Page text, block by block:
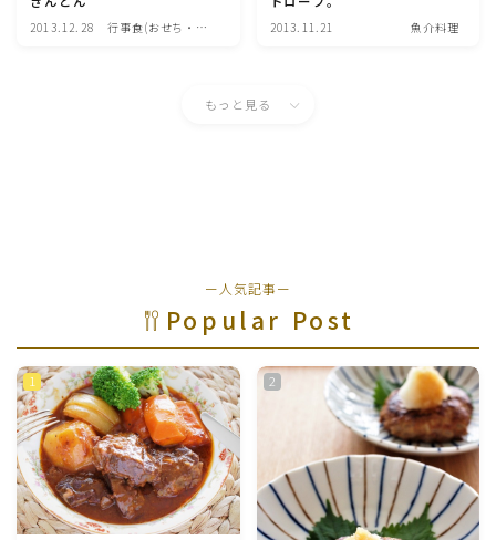
行事食(おせち・ハロウィン・クリスマス・雛祭り・子
供の日・七夕等)
ソース・ドレッシング・たれ・ディップ類
ドリンク・シロップ・ジャム類
その他食材
テーブルコーディネート・食器・調理器具
2013.12.28
行事食(おせち・ハ
2013.11.21 魚介料理
もっと見る
ー人気記事ー
Popular Post